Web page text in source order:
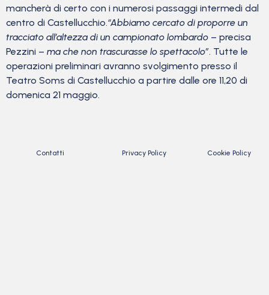
mancherà di certo con i numerosi passaggi intermedi dal
centro di Castellucchio.“Abbiamo cercato di proporre un
tracciato all’altezza di un campionato lombardo – precisa
Pezzini – ma che non trascurasse lo spettacolo”. Tutte le
operazioni preliminari avranno svolgimento presso il
Teatro Soms di Castellucchio a partire dalle ore 11,20 di
domenica 21 maggio.
Contatti Privacy Policy Cookie Policy